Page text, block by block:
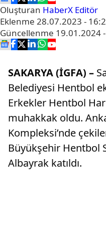
Oluşturan HaberX Editör
Eklenme 28.07.2023 -
Güncellenme 19.01.2024
SAKARYA (İGFA) –
Belediyesi Hentbol
Erkekler Hentbol
muhakkak oldu.
Kompleksi’nde
Büyükşehir Hentbol
Albayrak katıldı.